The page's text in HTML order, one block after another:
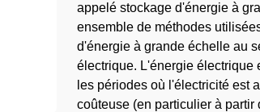
appelé stockage d'énergie à
ensemble de méthodes
d'énergie à grande échelle au
électrique. L'énergie électrique
les périodes où l'électricité est
coûteuse (en particulier à partir